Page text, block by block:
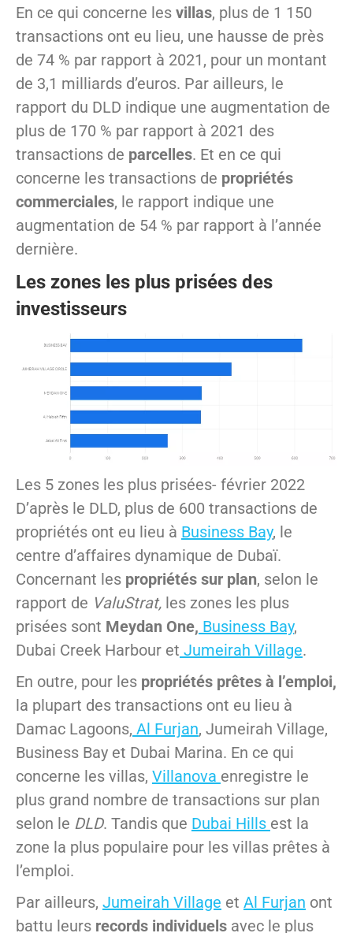
En ce qui concerne les villas, plus de 1 150
transactions ont eu lieu, une hausse de près
de 74 % par rapport à 2021, pour un montant
de 3,1 milliards d’euros. Par ailleurs, le
rapport du DLD indique une augmentation de
plus de 170 % par rapport à 2021 des
transactions de parcelles. Et en ce qui
concerne les transactions de propriétés
commerciales, le rapport indique une
augmentation de 54 % par rapport à l’année
dernière.
Les zones les plus prisées des
investisseurs
Les 5 zones les plus prisées- février 2022
D’après le DLD, plus de 600 transactions de
propriétés ont eu lieu à Business Bay, le
centre d’affaires dynamique de Dubaï.
Concernant les propriétés sur plan, selon le
rapport de ValuStrat, les zones les plus
prisées sont Meydan One, Business Bay,
Dubai Creek Harbour et Jumeirah Village.
En outre, pour les propriétés prêtes à l’emploi,
la plupart des transactions ont eu lieu à
Damac Lagoons, Al Furjan, Jumeirah Village,
Business Bay et Dubai Marina. En ce qui
concerne les villas, Villanova enregistre le
plus grand nombre de transactions sur plan
selon le DLD. Tandis que Dubai Hills est la
zone la plus populaire pour les villas prêtes à
l’emploi.
Par ailleurs, Jumeirah Village et Al Furjan ont
battu leurs records individuels avec le plus